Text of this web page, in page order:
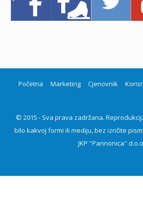
Početna Marketing Cjenovnik
© 2015 - Sva prava zadržana.
bilo kakvoj formi ili mediju, bez izričite
JKP ''Pannonica''